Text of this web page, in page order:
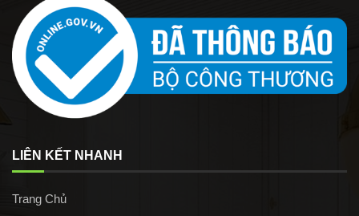
LIÊN KẾT NHANH
Trang Chủ